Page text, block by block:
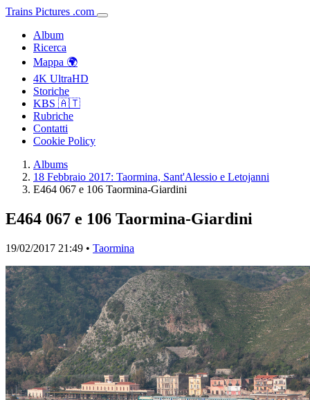
Trains Pictures .com
Album
Ricerca
Mappa 🌍
4K UltraHD
Storiche
KBS 🇦🇹
Rubriche
Contatti
Cookie Policy
Albums
18 Febbraio 2017: Taormina, Sant'Alessio e Letojanni
E464 067 e 106 Taormina-Giardini
E464 067 e 106 Taormina-Giardini
19/02/2017 21:49 • Taormina